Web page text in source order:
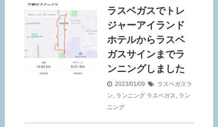
ラスベガスでトレ
ジャーアイランド
ホテルからラスベ
ガスサインまでラ
ンニングしました
2023/01/09
ラスベガスラ
ン, ランニング ラスベガス, ラン
ニング